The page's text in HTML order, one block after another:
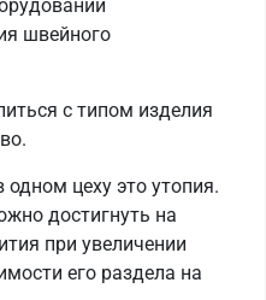
швейного
с типом изделия
цеху это утопия.
достигнуть на
при увеличении
его раздела на